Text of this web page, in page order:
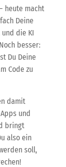
heute macht
Deine
die KI
besser:
Du Deine
Code zu
damit
und
bringt
also ein
soll,